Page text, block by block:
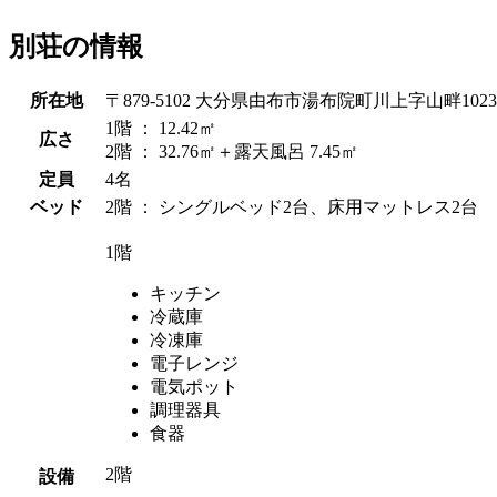
別荘の情報
所在地 〒879-5102 大分県由布市湯布院町川上字山畔
広さ
1階 ： 12.42㎡
2階 ： 32.76㎡＋露天風呂 7.45㎡
定員
4名
ベッド
2階 ： シングルベッド2台、床用マットレス2台
設備
1階
キッチン
冷蔵庫
冷凍庫
電子レンジ
電気ポット
調理器具
食器
2階